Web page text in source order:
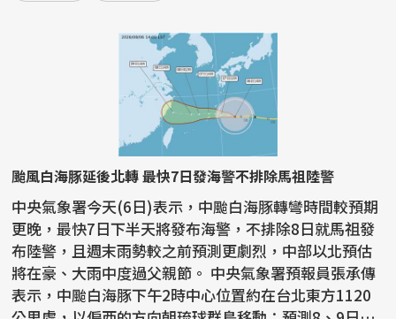
颱風白海豚延後北轉 最快7日發海警不排除馬祖陸警
中央氣象署今天(6日)表示，中颱白海豚轉彎時間較預期
更晚，最快7日下半天將發布海警，不排除8日就馬祖發
布陸警，且週末雨勢較之前預測更劇烈，中部以北預估
將在豪、大雨中度過父親節。 中央氣象署預報員張承傳
表示，中颱白海豚下午2時中心位置約在台北東方1120